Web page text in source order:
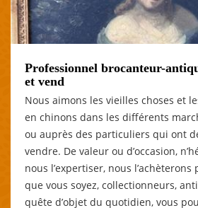
Professionnel brocanteur-
et vend
Nous aimons les vieilles choses et
en chinons dans les différents
ou auprès des particuliers qui ont
vendre. De valeur ou d’occasion,
nous l’expertiser, nous
que vous soyez, collectionneurs,
quête d’objet du quotidien, vous